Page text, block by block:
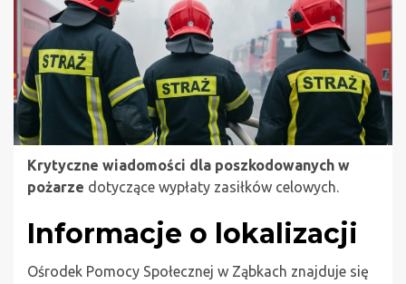
Krytyczne wiadomości dla poszkodowanych w
pożarze dotyczące wypłaty zasiłków celowych.
Informacje o lokalizacji
Ośrodek Pomocy Społecznej w Ząbkach znajduje się